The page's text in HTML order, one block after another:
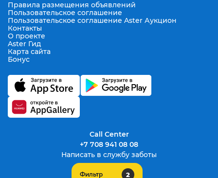
Фильтр 2
Правила размещения объявлений
Пользовательское соглашение
Пользовательское соглашение Aster Аукцион
Контакты
О проекте
Aster Гид
Карта сайта
Бонус
Call Center
+7 708 941 08 08
Написать в службу заботы